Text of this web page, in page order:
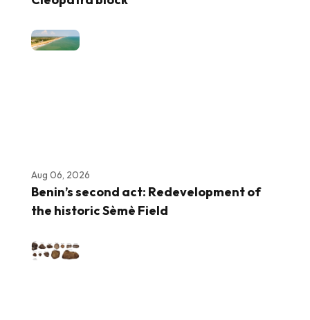
Aug 06, 2026
Benin’s second act: Redevelopment of
the historic Sèmè Field